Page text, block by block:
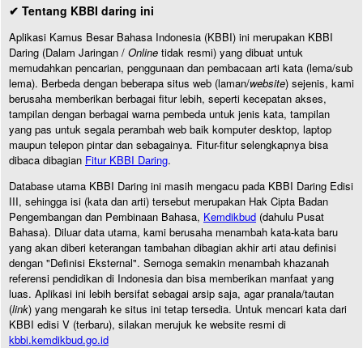
✔ Tentang KBBI daring ini
Aplikasi Kamus Besar Bahasa Indonesia (KBBI) ini merupakan KBBI
Daring (Dalam Jaringan / Online tidak resmi) yang dibuat untuk
memudahkan pencarian, penggunaan dan pembacaan arti kata (lema/sub
lema). Berbeda dengan beberapa situs web (laman/website) sejenis, kami
berusaha memberikan berbagai fitur lebih, seperti kecepatan akses,
tampilan dengan berbagai warna pembeda untuk jenis kata, tampilan
yang pas untuk segala perambah web baik komputer desktop, laptop
maupun telepon pintar dan sebagainya. Fitur-fitur selengkapnya bisa
dibaca dibagian Fitur KBBI Daring.
Database utama KBBI Daring ini masih mengacu pada KBBI Daring Edisi
III, sehingga isi (kata dan arti) tersebut merupakan Hak Cipta Badan
Pengembangan dan Pembinaan Bahasa, Kemdikbud (dahulu Pusat
Bahasa). Diluar data utama, kami berusaha menambah kata-kata baru
yang akan diberi keterangan tambahan dibagian akhir arti atau definisi
dengan "Definisi Eksternal". Semoga semakin menambah khazanah
referensi pendidikan di Indonesia dan bisa memberikan manfaat yang
luas. Aplikasi ini lebih bersifat sebagai arsip saja, agar pranala/tautan
(link) yang mengarah ke situs ini tetap tersedia. Untuk mencari kata dari
KBBI edisi V (terbaru), silakan merujuk ke website resmi di
kbbi.kemdikbud.go.id